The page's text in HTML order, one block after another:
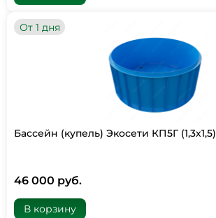
От 1 дня
Бассейн (купель) Экосети КП5Г (1,3х1,5)
46 000 руб.
В корзину